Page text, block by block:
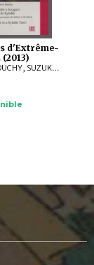
d'Extrême-
(2013)
Anne BOUCHY, SUZUKI Masataka, MORI Hiroko, NAKAYAMA Kazuhisa, Charlotte LAMOTTE, ISHIKAWA Toshiko, KANDA Yoriko